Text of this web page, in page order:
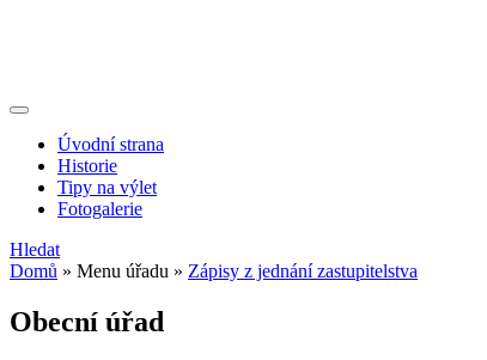
Úvodní strana
Historie
Tipy na výlet
Fotogalerie
Hledat
Domů » Menu úřadu » Zápisy z jednání zastupitelstva
Obecní úřad